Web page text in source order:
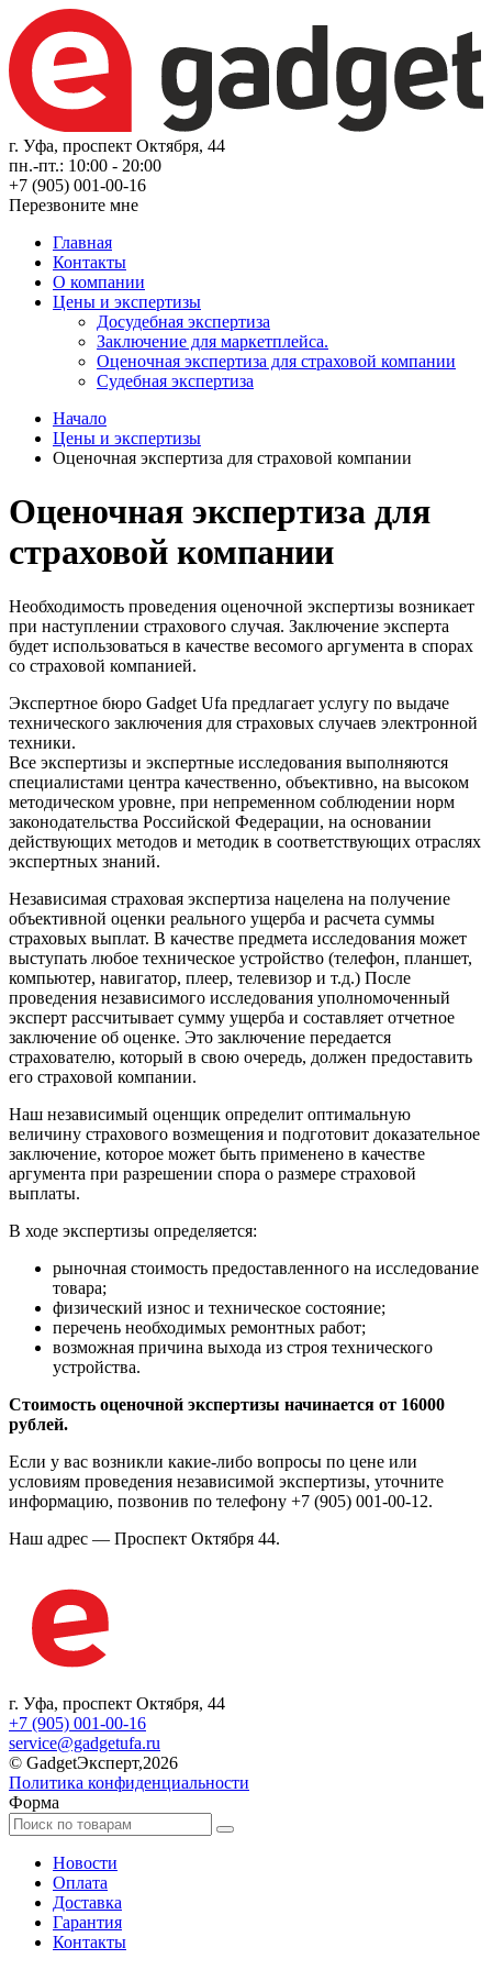
г. Уфа, проспект Октября, 44
пн.-пт.: 10:00 - 20:00
+7 (905) 001-00-16
Перезвоните мне
Главная
Контакты
О компании
Цены и экспертизы
Досудебная экспертиза
Заключение для маркетплейса.
Оценочная экспертиза для страховой компании
Судебная экспертиза
Начало
Цены и экспертизы
Оценочная экспертиза для страховой компании
Оценочная экспертиза для
страховой компании
Необходимость проведения оценочной экспертизы возникает
при наступлении страхового случая. Заключение эксперта
будет использоваться в качестве весомого аргумента в спорах
со страховой компанией.
Экспертное бюро Gadget Ufa предлагает услугу по выдаче
технического заключения для страховых случаев электронной
техники.
Все экспертизы и экспертные исследования выполняются
специалистами центра качественно, объективно, на высоком
методическом уровне, при непременном соблюдении норм
законодательства Российской Федерации, на основании
действующих методов и методик в соответствующих отраслях
экспертных знаний.
Независимая страховая экспертиза нацелена на получение
объективной оценки реального ущерба и расчета суммы
страховых выплат. В качестве предмета исследования может
выступать любое техническое устройство (телефон, планшет,
компьютер, навигатор, плеер, телевизор и т.д.) После
проведения независимого исследования уполномоченный
эксперт рассчитывает сумму ущерба и составляет отчетное
заключение об оценке. Это заключение передается
страхователю, который в свою очередь, должен предоставить
его страховой компании.
Наш независимый оценщик определит оптимальную
величину страхового возмещения и подготовит доказательное
заключение, которое может быть применено в качестве
аргумента при разрешении спора о размере страховой
выплаты.
В ходе экспертизы определяется:
рыночная стоимость предоставленного на исследование
товара;
физический износ и техническое состояние;
перечень необходимых ремонтных работ;
возможная причина выхода из строя технического
устройства.
Стоимость оценочной экспертизы начинается от 16000
рублей.
Если у вас возникли какие-либо вопросы по цене или
условиям проведения независимой экспертизы, уточните
информацию, позвонив по телефону +7 (905) 001-00-12.
Наш адрес — Проспект Октября 44.
г. Уфа, проспект Октября, 44
+7 (905) 001-00-16
service@gadgetufa.ru
© GadgetЭксперт,2026
Политика конфиденциальности
Форма
Новости
Оплата
Доставка
Гарантия
Контакты